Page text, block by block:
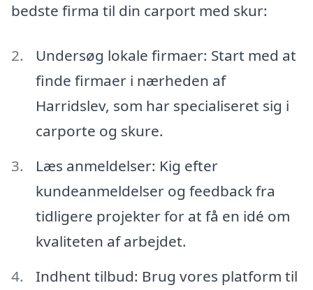
bedste firma til din carport med skur:
Undersøg lokale firmaer: Start med at
finde firmaer i nærheden af
Harridslev, som har specialiseret sig i
carporte og skure.
Læs anmeldelser: Kig efter
kundeanmeldelser og feedback fra
tidligere projekter for at få en idé om
kvaliteten af arbejdet.
Indhent tilbud: Brug vores platform til